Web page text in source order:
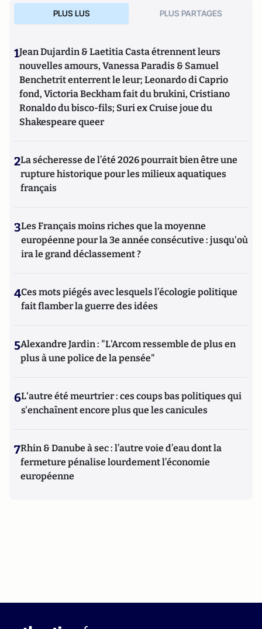
PLUS LUS PLUS PARTAGES
1Jean Dujardin & Laetitia Casta étrennent leurs
nouvelles amours, Vanessa Paradis & Samuel
Benchetrit enterrent le leur; Leonardo di Caprio
fond, Victoria Beckham fait du brukini, Cristiano
Ronaldo du bisco-fils; Suri ex Cruise joue du
Shakespeare queer
2La sécheresse de l’été 2026 pourrait bien être une
rupture historique pour les milieux aquatiques
français
3Les Français moins riches que la moyenne
européenne pour la 3e année consécutive : jusqu'où
ira le grand déclassement ?
4Ces mots piégés avec lesquels l’écologie politique
fait flamber la guerre des idées
5Alexandre Jardin : "L'Arcom ressemble de plus en
plus à une police de la pensée"
6L'autre été meurtrier : ces coups bas politiques qui
s'enchaînent encore plus que les canicules
7Rhin & Danube à sec : l’autre voie d’eau dont la
fermeture pénalise lourdement l’économie
européenne